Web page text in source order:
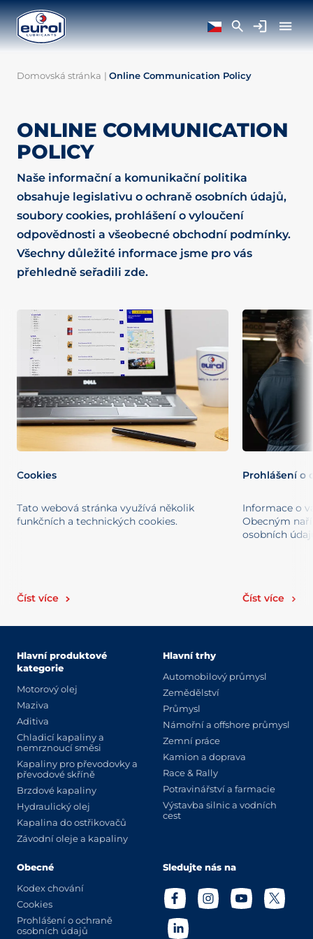
Domovská stránka | Online Communication Policy
ONLINE COMMUNICATION
POLICY
Naše informační a komunikační politika
obsahuje legislativu o ochraně osobních údajů,
soubory cookies, prohlášení o vyloučení
odpovědnosti a všeobecné obchodní podmínky.
Všechny důležité informace jsme pro vás
přehledně seřadili zde.
Cookies
Tato webová stránka využívá několik
funkčních a technických cookies.
Číst více
Prohlášení o
Informace o
Obecným
osobních
Číst více
Hlavní produktové
kategorie
Motorový olej
Maziva
Aditiva
Chladicí kapaliny a
nemrznoucí směsi
Kapaliny pro převodovky a
převodové skříně
Brzdové kapaliny
Hydraulický olej
Kapalina do ostřikovačů
Závodní oleje a kapaliny
Hlavní trhy
Automobilový průmysl
Zemědělství
Průmysl
Námořní a offshore průmysl
Zemní práce
Kamion a doprava
Race & Rally
Potravinářství a farmacie
Výstavba silnic a vodních
cest
Obecné
Kodex chování
Cookies
Prohlášení o ochraně
osobních údajů
Sledujte nás na